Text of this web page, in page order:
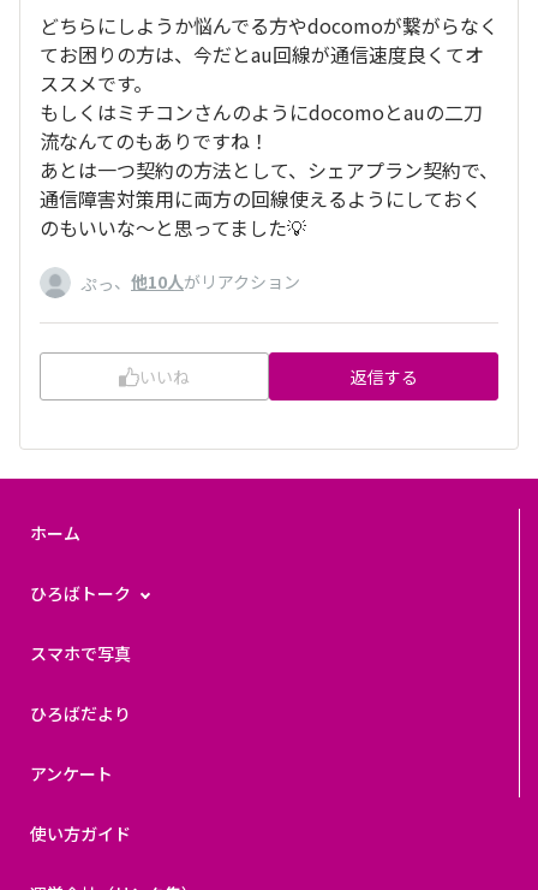
どちらにしようか悩んでる方やdocomoが繋がらなく
てお困りの方は、今だとau回線が通信速度良くてオ
ススメです。
もしくはミチコンさんのようにdocomoとauの二刀
流なんてのもありですね！
あとは一つ契約の方法として、シェアプラン契約で、
通信障害対策用に両方の回線使えるようにしておく
のもいいな〜と思ってました💡
ぷっ、 他10人がリアクション
いいね 返信する
ホーム
ひろばトーク
スマホで写真
ひろばだより
アンケート
使い方ガイド